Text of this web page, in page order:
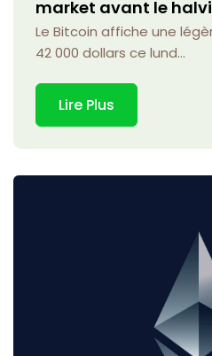
market avant le
Le Bitcoin affiche une
42 000 dollars ce lund...
Lire Plus